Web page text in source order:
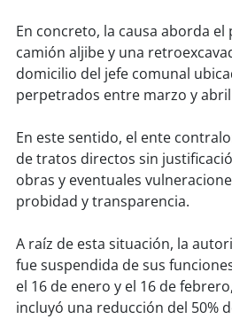
soy arauco
soytemuco
soy valdivia
soy osorno
soy puertomontt
soychiloé
En concreto, la causa aborda
camión aljibe y una
domicilio del jefe comunal
perpetrados entre marzo y abril
En este sentido, el ente
de tratos directos sin
obras y eventuales
probidad y transparencia.
A raíz de esta situación, la
fue suspendida de sus
el 16 de enero y el 16 de
incluyó una reducción del 50%